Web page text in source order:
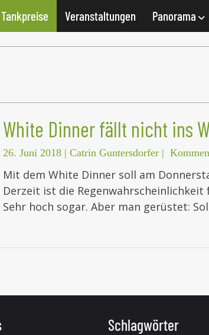
Veranstaltungen Panorama
White Dinner fällt nicht ins
26. Juni 2018 | Catrin Guntersdorfer |
Mit dem White Dinner soll am
Derzeit ist die
Sehr hoch sogar. Aber man gerüstet:
Schlagwörter